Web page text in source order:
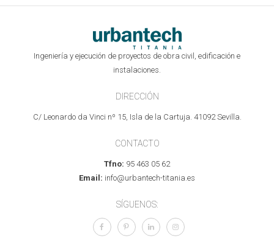
Ingeniería y ejecución de proyectos de obra civil, edificación e
instalaciones.
DIRECCIÓN
C/ Leonardo da Vinci nº 15, Isla de la Cartuja. 41092 Sevilla.
CONTACTO
Tfno: 95 463 05 62
Email: info@urbantech-titania.es
SÍGUENOS: